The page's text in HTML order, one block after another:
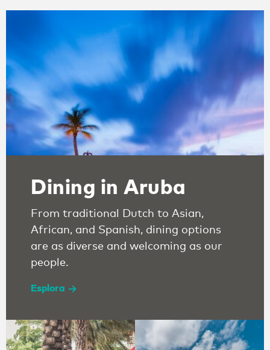
Dining in Aruba
From traditional Dutch to Asian,
African, and Spanish, dining options
are as diverse and welcoming as our
people.
Esplora